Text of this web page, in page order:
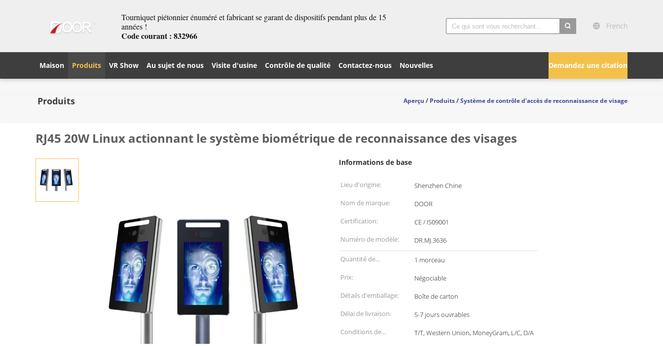
Tourniquet piétonnier énuméré et fabricant se garant de dispositifs pendant plus de 15
années !
Code courant : 832966
French
Demandez une citation
Maison Produits VR Show Au sujet de nous Visite d'usine Contrôle de qualité Contactez-nous Nouvelles
Produits Aperçu/Produits/Système de contrôle d'accès de reconnaissance de visage
RJ45 20W Linux actionnant le système biométrique de reconnaissance des visages
Informations de base
Lieu d'origine:
Shenzhen Chine
Nom de marque:
DOOR
Certification:
CE / IS09001
Numéro de modèle:
DR.MJ.3636
Quantité de
commande min:
1 morceau
Prix:
Négociable
Détails d'emballage:
Boîte de carton
Délai de livraison:
5-7 jours ouvrables
Conditions de
T/T, Western Union, MoneyGram, L/C, D/A